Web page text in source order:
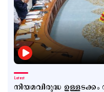
Latest
നിയമവിരുദ്ധ